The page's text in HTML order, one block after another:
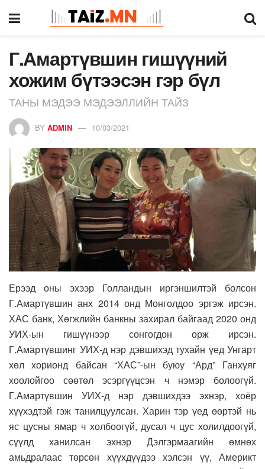
Г.Амартүвшин гишүүний
хожим бүтээсэн гэр бүл
ТАНЫ МЭДЭЭ МЭДЭЭЛЛИЙН ТАЙЗ
BY ADMIN 10/03/2021
Ерээд оны эхээр Голландын иргэншилтэй болсон
Г.Амартүвшин анх 2014 онд Монголдоо эргэж ирсэн.
ХАС банк, Хөгжлийн банкны захирал байгаад 2020 онд
УИХ-ын гишүүнээр сонгогдон орж ирсэн.
Г.Амартүвшинг УИХ-д нэр дэвшихэд тухайн үед Унгарт
хөл хорионд байсан “ХАС”-ын буюу “Ард” Ганхуяг
хоолойгоо сөөтөл эсэргүүцсэн ч нэмэр болоогүй.
Г.Амартүвшин УИХ-д нэр дэвшихдээ эхнэр, хоёр
хүүхэдтэй гэж танилцуулсан. Харин тэр үед өөртэй нь
яс цусны ямар ч холбоогүй, дусал ч цус холилдоогүй,
сүүлд ханилсан эхнэр Дэлгэрмаагийн өмнөх
амьдралаас төрсөн хүүхдүүдээ хэлсэн үү, Америкт